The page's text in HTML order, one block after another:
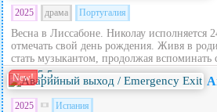
2025 драма Португалия
Весна в Лиссабоне. Николау исполняется
отмечать свой день рождения. Живя в
стать музыкантом, продолжая вспоминать
New! 5.5
2025 Испания